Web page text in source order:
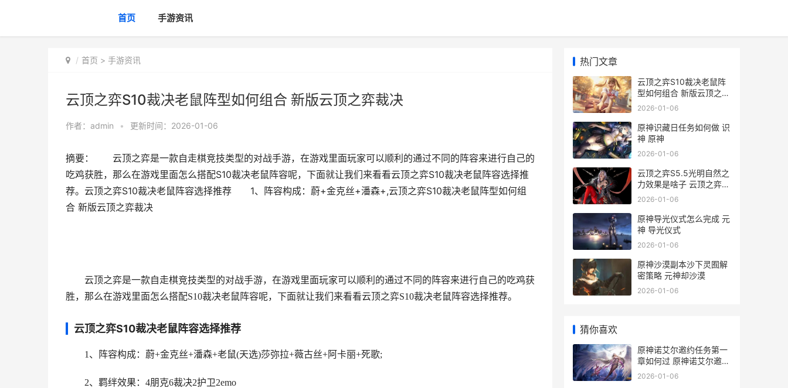
首页 手游资讯
首页 > 手游资讯
云顶之弈S10裁决老鼠阵型如何组合 新版云顶之弈裁决
作者： admin • 更新时间：2026-01-06
摘要： 云顶之弈是一款自走棋竞技类型的对战手游，在游戏里面玩家可以顺利的通过不同的阵容来进行自己的
吃鸡获胜，那么在游戏里面怎么搭配S10裁决老鼠阵容呢，下面就让我们来看看云顶之弈S10裁决老鼠阵容选择推
荐。云顶之弈S10裁决老鼠阵容选择推荐 1、阵容构成：蔚+金克丝+潘森+,云顶之弈S10裁决老鼠阵型如何组
合 新版云顶之弈裁决
云顶之弈是一款自走棋竞技类型的对战手游，在游戏里面玩家可以顺利的通过不同的阵容来进行自己的吃鸡获
胜，那么在游戏里面怎么搭配S10裁决老鼠阵容呢，下面就让我们来看看云顶之弈S10裁决老鼠阵容选择推荐。
云顶之弈S10裁决老鼠阵容选择推荐
1、阵容构成：蔚+金克丝+潘森+老鼠(天选)莎弥拉+薇古丝+阿卡丽+死歌;
2、羁绊效果：4朋克6裁决2护卫2emo
热门文章
云顶之弈S10裁决老鼠阵
型如何组合 新版云顶之弈
裁决
2026-01-06
原神识藏日任务如何做 识
神 原神
2026-01-06
云顶之弈S5.5光明自然之
力效果是啥子 云顶之弈s5
光辉
2026-01-06
原神导光仪式怎么完成 元
神 导光仪式
2026-01-06
原神沙漠副本沙下灵囿解
密策略 元神却沙漠
2026-01-06
猜你喜欢
原神诺艾尔邀约任务第一
章如何过 原神诺艾尔邀约
任务第一章流程图
2026-01-06